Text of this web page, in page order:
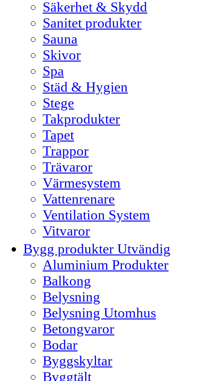
Säkerhet & Skydd
Sanitet produkter
Sauna
Skivor
Spa
Städ & Hygien
Stege
Takprodukter
Tapet
Trappor
Trävaror
Värmesystem
Vattenrenare
Ventilation System
Vitvaror
Bygg produkter Utvändig
Aluminium Produkter
Balkong
Belysning
Belysning Utomhus
Betongvaror
Bodar
Byggskyltar
Byggtält